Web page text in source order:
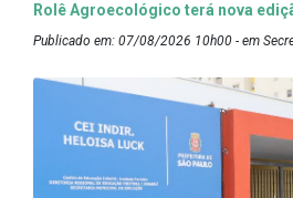
Rolê Agroecológico terá nova
Publicado em: 07/08/2026 10h00 - em